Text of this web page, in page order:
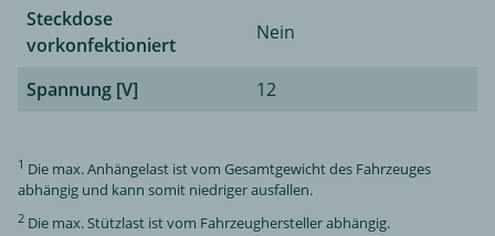
Steckdose
vorkonfektioniert
Nein
Spannung [V] 12
1 Die max. Anhängelast ist vom Gesamtgewicht des Fahrzeuges
abhängig und kann somit niedriger ausfallen.
2 Die max. Stützlast ist vom Fahrzeughersteller abhängig.